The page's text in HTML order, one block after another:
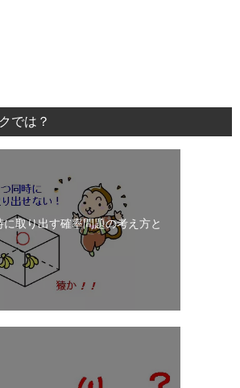
では？
に取り出す確率問題の考え方と